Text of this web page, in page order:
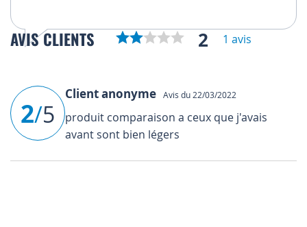
AVIS CLIENTS 2 1 avis
2/5
Client anonyme Avis du 22/03/2022
produit comparaison a ceux que j'avais
avant sont bien légers